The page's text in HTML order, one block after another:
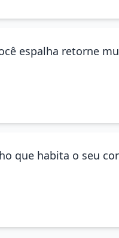
espalha retorne
que habita o seu